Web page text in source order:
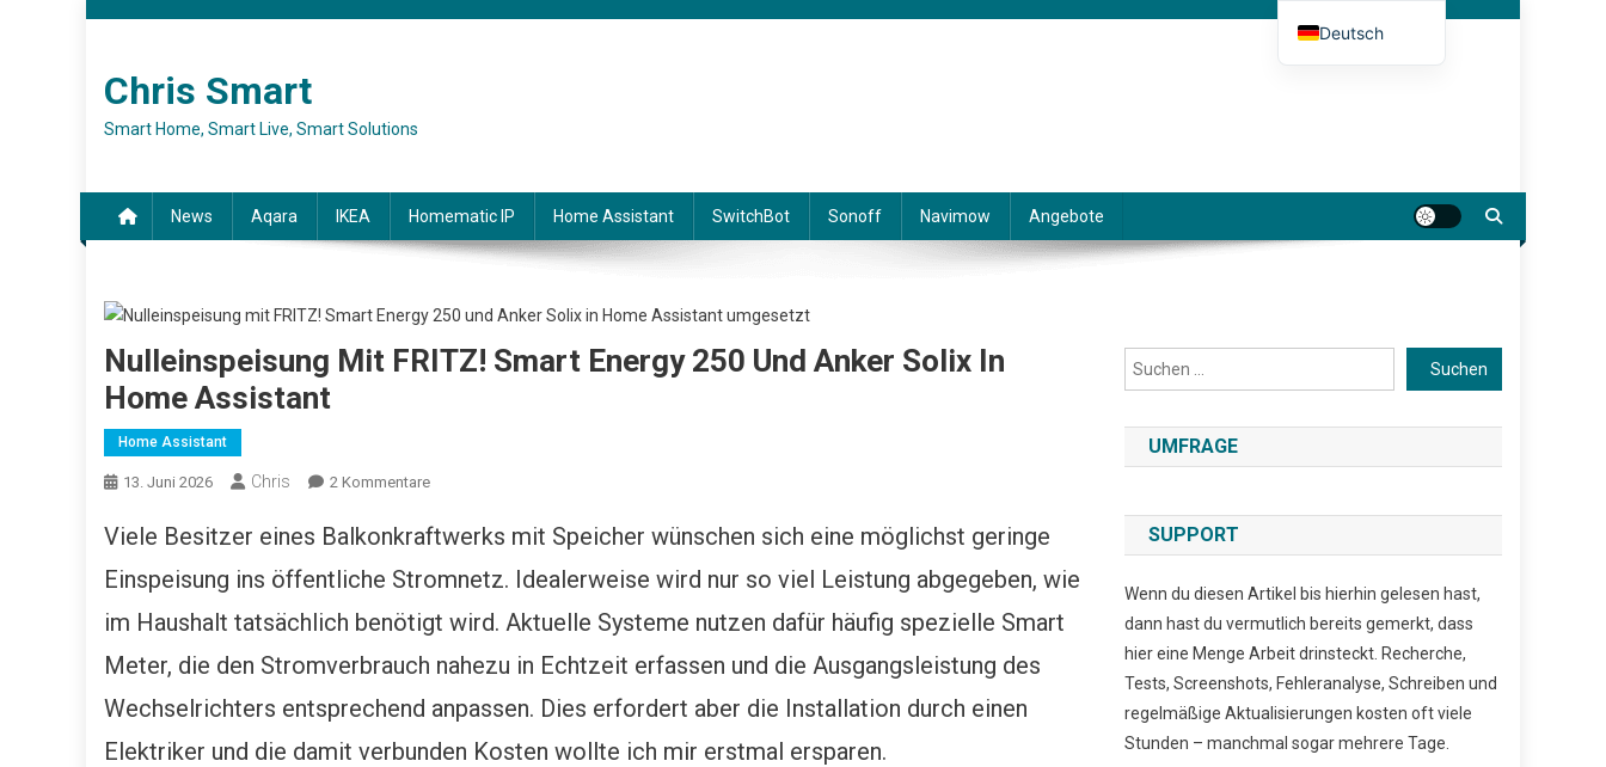
Chris Smart
Smart Home, Smart Live, Smart Solutions
News Aqara IKEA Homematic IP Home Assistant SwitchBot Sonoff Navimow Angebote
Nulleinspeisung Mit FRITZ! Smart Energy 250 Und Anker Solix In
Home Assistant
Home Assistant
13. Juni 2026 Chris 2 Kommentare
Viele Besitzer eines Balkonkraftwerks mit Speicher wünschen sich eine möglichst geringe
Einspeisung ins öffentliche Stromnetz. Idealerweise wird nur so viel Leistung abgegeben, wie
im Haushalt tatsächlich benötigt wird. Aktuelle Systeme nutzen dafür häufig spezielle Smart
Meter, die den Stromverbrauch nahezu in Echtzeit erfassen und die Ausgangsleistung des
Wechselrichters entsprechend anpassen. Dies erfordert aber die Installation durch einen
Elektriker und die damit verbunden Kosten wollte ich mir erstmal ersparen.
Suchen Suchen
UMFRAGE
SUPPORT
Wenn du diesen Artikel bis hierhin gelesen hast,
dann hast du vermutlich bereits gemerkt, dass
hier eine Menge Arbeit drinsteckt. Recherche,
Tests, Screenshots, Fehleranalyse, Schreiben und
regelmäßige Aktualisierungen kosten oft viele
Stunden – manchmal sogar mehrere Tage.
Deutsch
Italiano